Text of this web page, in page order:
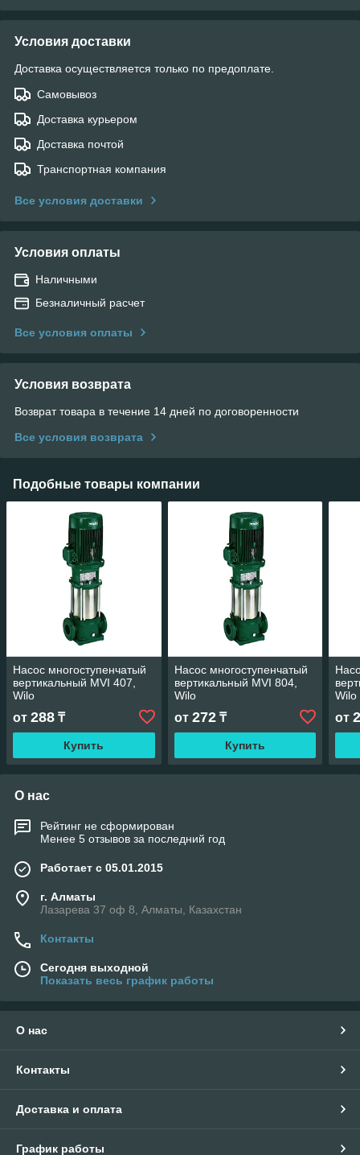
Условия доставки
Доставка осуществляется только по предоплате.
Самовывоз
Доставка курьером
Доставка почтой
Транспортная компания
Все условия доставки
Условия оплаты
Наличными
Безналичный расчет
Все условия оплаты
Условия возврата
Возврат товара в течение 14 дней по договоренности
Все условия возврата
Подобные товары компании
Насос многоступенчатый
вертикальный MVI 407,
Wilo
от 288 ₸
Купить
Насос многоступенчатый
вертикальный MVI 804,
Wilo
от 272₸
Купить
Wilo
от
О нас
Рейтинг не сформирован
Менее 5 отзывов за последний год
Работает с 05.01.2015
г. Алматы
Лазарева 37 оф 8, Алматы, Казахстан
Контакты
Сегодня выходной
Показать весь график работы
О нас
Контакты
Доставка и оплата
График работы